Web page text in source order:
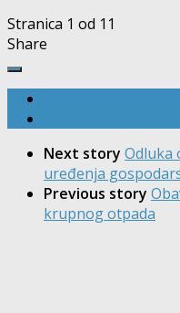
Stranica 1 od 1 1
Share
Next story Odluka
uređenja
Previous story
krupnog otpada